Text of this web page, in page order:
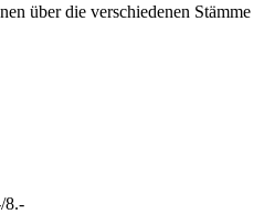
über die verschiedenen Stämme
8.-